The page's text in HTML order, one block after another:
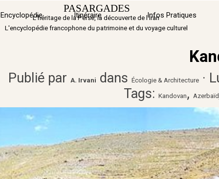
PASARGADES Sauter
Encyclopédie Itinéraire ▼
Infos Pratiques
L'héritage de la Perse, la découverte de l'Iran
L'encyclopédie francophone du patrimoine et du voyage culturel
Publié par A. Irvani dans Écologie & Architecture ·
Tags: Kandovan ,